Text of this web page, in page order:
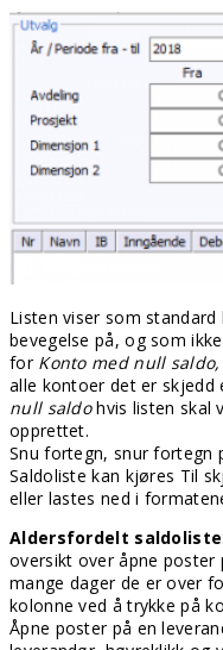
Listen viser som
bevegelse på, og som
for Konto med null
alle kontoer det er skjedd
null saldohvis listen skal
opprettet.
Snu fortegn, snur fortegn
Saldoliste kan kjøres Til
eller lastes ned i
Aldersfordelt saldoliste
oversikt over åpne poster
mange dager de er over
kolonne ved å trykke på
Åpne poster på en